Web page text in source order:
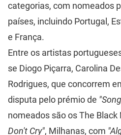
categorias, com nomeados
países, incluindo Portugal,
e França.
Entre os artistas
se Diogo Piçarra, Carolina
Rodrigues, que concorrem
disputa pelo prémio de
nomeados são os The Black
Don't Cry", Milhanas, com